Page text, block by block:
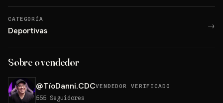
CATEGORÍA
Deportivas →
Sobre o vendedor
@TíoDanni.CDCVENDEDOR VERIFICADO
555 Seguidores